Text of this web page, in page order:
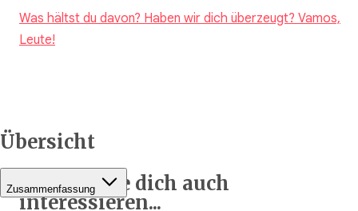
Was hältst du davon? Haben wir dich überzeugt? Vamos,
Leute!
Übersicht
Zusammenfassung
Das könnte dich auch
interessieren...